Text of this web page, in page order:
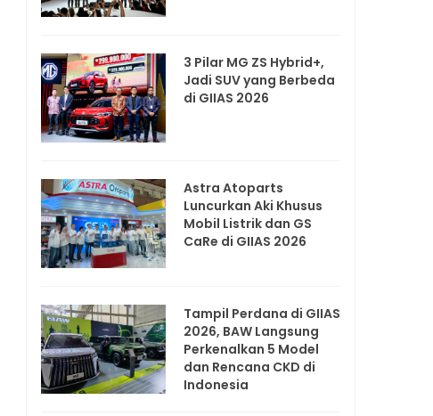
3 Pilar MG ZS Hybrid+,
Jadi SUV yang Berbeda
di GIIAS 2026
Astra Atoparts
Luncurkan Aki Khusus
Mobil Listrik dan GS
CaRe di GIIAS 2026
Tampil Perdana di GIIAS
2026, BAW Langsung
Perkenalkan 5 Model
dan Rencana CKD di
Indonesia